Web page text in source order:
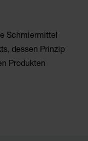
Schmiermittel
dessen Prinzip
Produkten